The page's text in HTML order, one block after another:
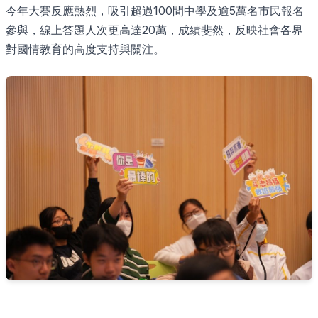
今年大賽反應熱烈，吸引超過100間中學及逾5萬名市民報名
參與，線上答題人次更高達20萬，成績斐然，反映社會各界
對國情教育的高度支持與關注。